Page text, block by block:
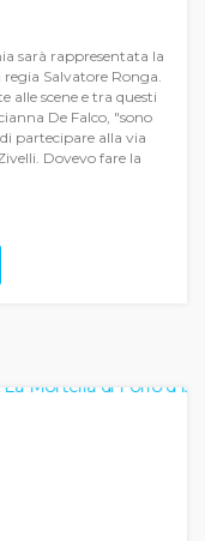
sarà rappresentata la
regia Salvatore Ronga.
alle scene e tra questi
De Falco, "sono
partecipare alla via
Dovevo fare la